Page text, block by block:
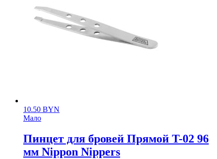
10.50 BYN
Мало
Пинцет для бровей Прямой T-02 96
мм Nippon Nippers